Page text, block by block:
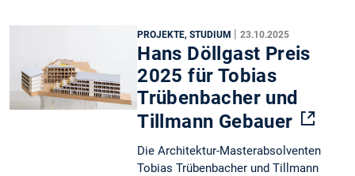
PROJEKTE, STUDIUM |23.10.2025
Hans Döllgast Preis
2025 für Tobias
Trübenbacher und
Tillmann Gebauer
Die Architektur-Masterabsolventen
Tobias Trübenbacher und Tillmann